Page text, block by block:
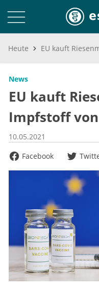
Heute EU kauft
News
EU kauft
Impfstoff
10.05.2021
Facebook